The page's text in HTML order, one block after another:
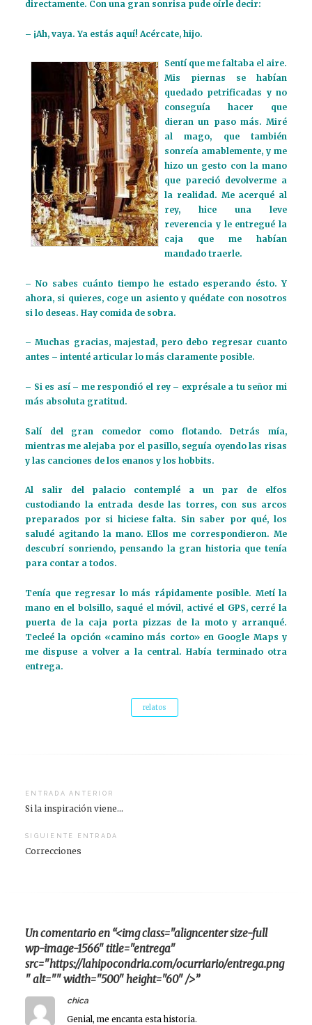
directamente. Con una gran sonrisa pude oírle decir:
– ¡Ah, vaya. Ya estás aquí! Acércate, hijo.
Sentí que me faltaba el aire.
Mis piernas se habían
quedado petrificadas y no
conseguía hacer que
dieran un paso más. Miré
al mago, que también
sonreía amablemente, y me
hizo un gesto con la mano
que pareció devolverme a
la realidad. Me acerqué al
rey, hice una leve
reverencia y le entregué la
caja que me habían
mandado traerle.
– No sabes cuánto tiempo he estado esperando ésto. Y
ahora, si quieres, coge un asiento y quédate con nosotros
si lo deseas. Hay comida de sobra.
– Muchas gracias, majestad, pero debo regresar cuanto
antes – intenté articular lo más claramente posible.
– Si es así – me respondió el rey – exprésale a tu señor mi
más absoluta gratitud.
Salí del gran comedor como flotando. Detrás mía,
mientras me alejaba por el pasillo, seguía oyendo las risas
y las canciones de los enanos y los hobbits.
Al salir del palacio contemplé a un par de elfos
custodiando la entrada desde las torres, con sus arcos
preparados por si hiciese falta. Sin saber por qué, los
saludé agitando la mano. Ellos me correspondieron. Me
descubrí sonriendo, pensando la gran historia que tenía
para contar a todos.
Tenía que regresar lo más rápidamente posible. Metí la
mano en el bolsillo, saqué el móvil, activé el GPS, cerré la
puerta de la caja porta pizzas de la moto y arranqué.
Tecleé la opción «camino más corto» en Google Maps y
me dispuse a volver a la central. Había terminado otra
entrega.
relatos
Navegación
de
entradas
ENTRADA ANTERIOR
Si la inspiración viene…
SIGUIENTE ENTRADA
Correcciones
Un comentario en “<img class="aligncenter size-full
wp-image-1566" title="entrega"
src="https://lahipocondria.com/ocurriario/entrega.png
" alt="" width="500" height="60" />”
chicasays:
Genial, me encanta esta historia.